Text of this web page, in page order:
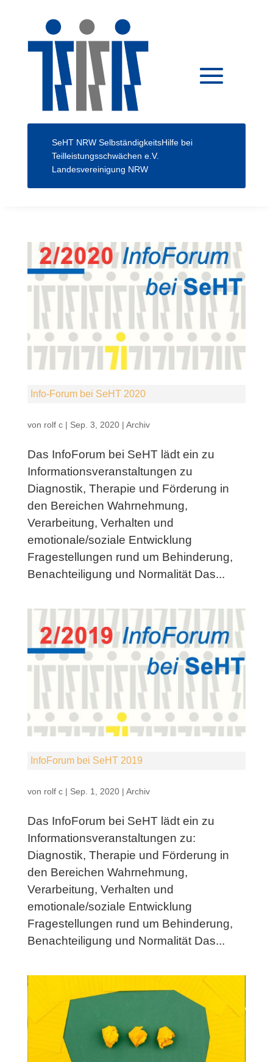
SeHT NRW SelbständigkeitsHilfe bei
Teilleistungsschwächen e.V.
Landesvereinigung NRW
Info-Forum bei SeHT 2020
von rolf c| Sep. 3, 2020| Archiv
Das InfoForum bei SeHT lädt ein zu
Informationsveranstaltungen zu
Diagnostik, Therapie und Förderung in
den Bereichen Wahrnehmung,
Verarbeitung, Verhalten und
emotionale/soziale Entwicklung
Fragestellungen rund um Behinderung,
Benachteiligung und Normalität Das...
InfoForum bei SeHT 2019
von rolf c| Sep. 1, 2020| Archiv
Das InfoForum bei SeHT lädt ein zu
Informationsveranstaltungen zu:
Diagnostik, Therapie und Förderung in
den Bereichen Wahrnehmung,
Verarbeitung, Verhalten und
emotionale/soziale Entwicklung
Fragestellungen rund um Behinderung,
Benachteiligung und Normalität Das...